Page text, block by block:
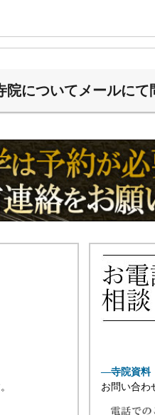
院についてメールにて
―寺院資料
お問い合わ